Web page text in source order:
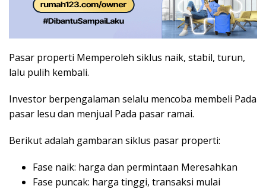
Pasar properti Memperoleh siklus naik, stabil, turun,
lalu pulih kembali.
Investor berpengalaman selalu mencoba membeli Pada
pasar lesu dan menjual Pada pasar ramai.
Berikut adalah gambaran siklus pasar properti:
Fase naik: harga dan permintaan Meresahkan
Fase puncak: harga tinggi, transaksi mulai